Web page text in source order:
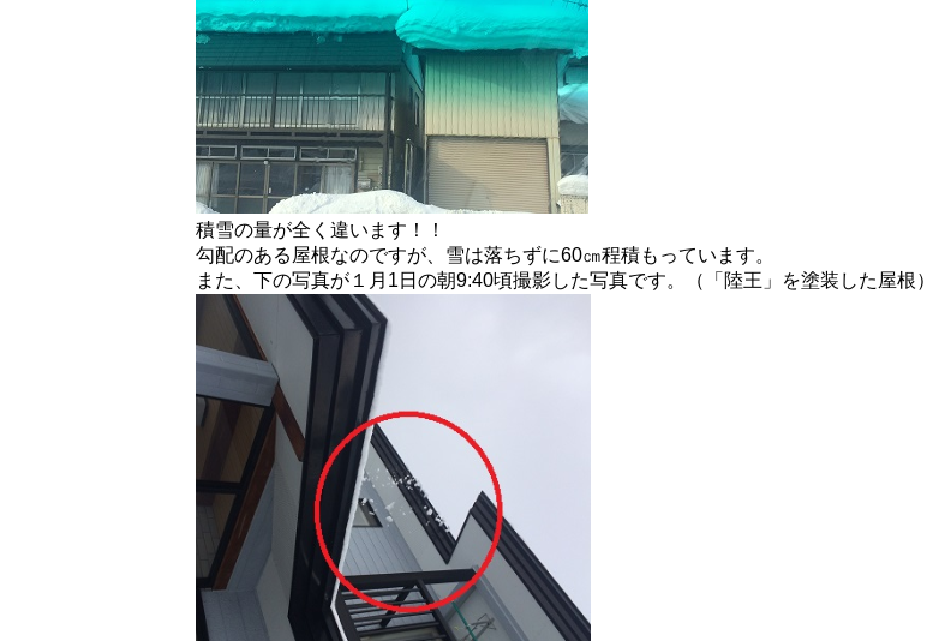
積雪の量が全く違います！！
勾配のある屋根なのですが、雪は落ちずに60㎝程積もっています。
また、下の写真が１月 1 日の朝9:40頃撮影した写真です。（「陸王」を塗装した屋根）